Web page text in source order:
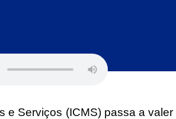
e Serviços (ICMS) passa a valer